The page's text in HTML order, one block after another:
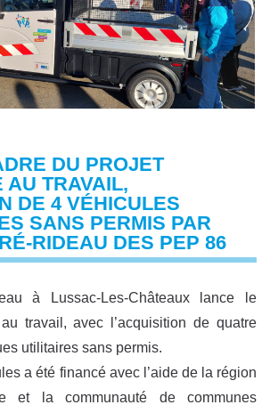
DU PROJET
AU TRAVAIL,
DE 4 VÉHICULES
SANS PERMIS PAR
RIDEAU DES PEP 86
à Lussac-Les-Châteaux lance le
travail, avec l’acquisition de quatre
utilitaires sans permis.
a été financé avec l’aide de la région
et la communauté de communes